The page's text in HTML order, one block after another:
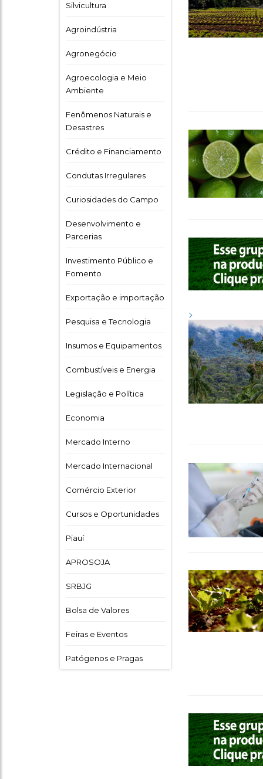
Silvicultura
Agroindústria
Agronegócio
Agroecologia e Meio
Ambiente
Fenômenos Naturais e
Desastres
Crédito e Financiamento
Condutas Irregulares
Curiosidades do Campo
Desenvolvimento e
Parcerias
Investimento Público e
Fomento
Exportação e importação
Pesquisa e Tecnologia
Insumos e Equipamentos
Combustíveis e Energia
Legislação e Política
Economia
Mercado Interno
Mercado Internacional
Comércio Exterior
Cursos e Oportunidades
Piauí
APROSOJA
SRBJG
Bolsa de Valores
Feiras e Eventos
Patógenos e Pragas
>